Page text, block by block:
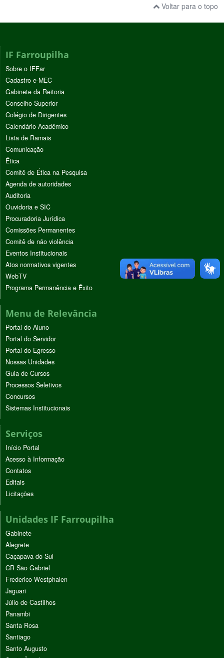
Voltar para o topo
IF Farroupilha
Sobre o IFFar
Cadastro e-MEC
Gabinete da Reitoria
Conselho Superior
Colégio de Dirigentes
Calendário Acadêmico
Lista de Ramais
Comunicação
Ética
Comitê de Ética na Pesquisa
Agenda de autoridades
Auditoria
Ouvidoria e SIC
Procuradoria Jurídica
Comissões Permanentes
Comitê de não violência
Eventos Institucionais
Atos normativos vigentes
WebTV
Programa Permanência e Êxito
Menu de Relevância
Portal do Aluno
Portal do Servidor
Portal do Egresso
Nossas Unidades
Guia de Cursos
Processos Seletivos
Concursos
Sistemas Institucionais
Serviços
Início Portal
Acesso à Informação
Contatos
Editais
Licitações
Unidades IF Farroupilha
Gabinete
Alegrete
Caçapava do Sul
CR São Gabriel
Frederico Westphalen
Jaguari
Júlio de Castilhos
Panambi
Santa Rosa
Santiago
Santo Augusto